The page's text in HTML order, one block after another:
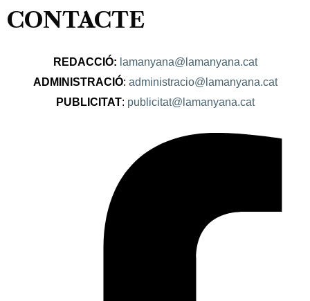
CONTACTE
REDACCIÓ: lamanyana@lamanyana.cat
ADMINISTRACIÓ: administracio@lamanyana.cat
PUBLICITAT: publicitat@lamanyana.cat